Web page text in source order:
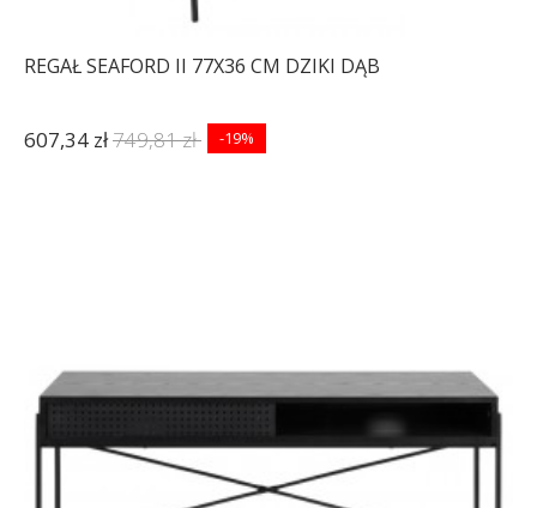
REGAŁ SEAFORD II 77X36 CM DZIKI DĄB
607,34 zł749,81 zł -19%